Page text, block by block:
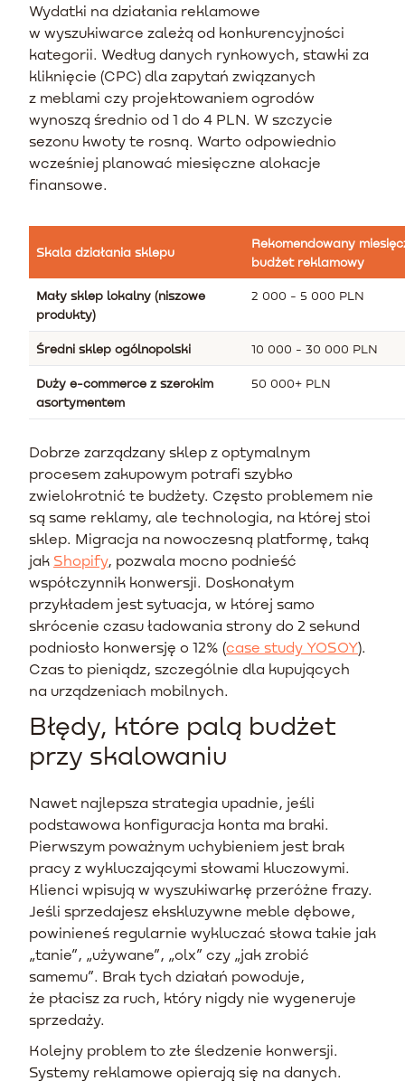
Wydatki na działania reklamowe
w wyszukiwarce zależą od konkurencyjności
kategorii. Według danych rynkowych, stawki za
kliknięcie (CPC) dla zapytań związanych
z meblami czy projektowaniem ogrodów
wynoszą średnio od 1 do 4 PLN. W szczycie
sezonu kwoty te rosną. Warto odpowiednio
wcześniej planować miesięczne alokacje
finansowe.
Skala działania sklepu
Rekomendowany
budżet reklamowy
Mały sklep lokalny (niszowe
produkty)
2 000 - 5 000 PLN
Średni sklep ogólnopolski 10 000 - 30 000 PLN
Duży e-commerce z szerokim
asortymentem
50 000+ PLN
Dobrze zarządzany sklep z optymalnym
procesem zakupowym potrafi szybko
zwielokrotnić te budżety. Często problemem nie
są same reklamy, ale technologia, na której stoi
sklep. Migracja na nowoczesną platformę, taką
jak Shopify, pozwala mocno podnieść
współczynnik konwersji. Doskonałym
przykładem jest sytuacja, w której samo
skrócenie czasu ładowania strony do 2 sekund
podniosło konwersję o 12% (case study YOSOY).
Czas to pieniądz, szczególnie dla kupujących
na urządzeniach mobilnych.
Błędy, które palą budżet
przy skalowaniu
Nawet najlepsza strategia upadnie, jeśli
podstawowa konfiguracja konta ma braki.
Pierwszym poważnym uchybieniem jest brak
pracy z wykluczającymi słowami kluczowymi.
Klienci wpisują w wyszukiwarkę przeróżne frazy.
Jeśli sprzedajesz ekskluzywne meble dębowe,
powinieneś regularnie wykluczać słowa takie jak
„tanie”, „używane”, „olx” czy „jak zrobić
samemu”. Brak tych działań powoduje,
że płacisz za ruch, który nigdy nie wygeneruje
sprzedaży.
Kolejny problem to złe śledzenie konwersji.
Systemy reklamowe opierają się na danych.